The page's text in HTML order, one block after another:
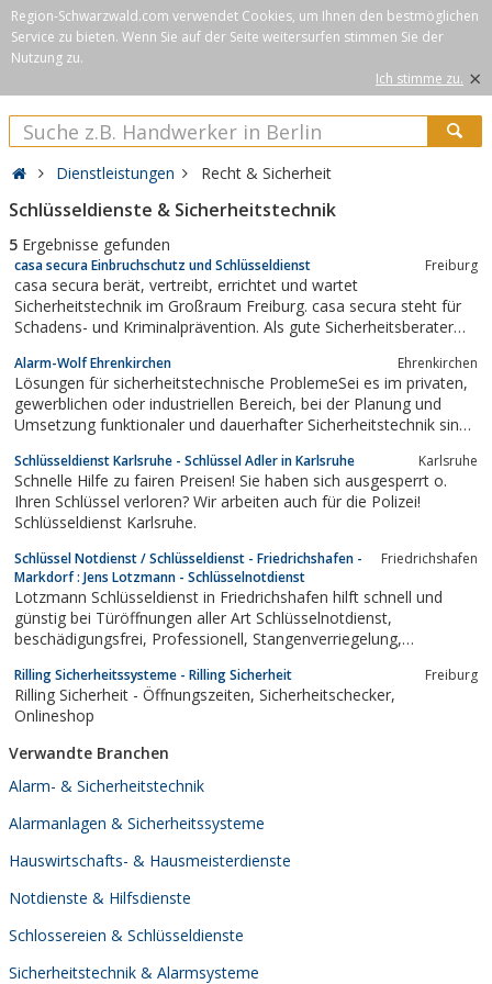
Region-Schwarzwald.com verwendet Cookies, um Ihnen den bestmöglichen
Service zu bieten. Wenn Sie auf der Seite weitersurfen stimmen Sie der
Nutzung zu.
Ich stimme zu. ×
Dienstleistungen Recht & Sicherheit
Schlüsseldienste & Sicherheitstechnik
5 Ergebnisse gefunden
casa secura Einbruchschutz und Schlüsseldienst Freiburg
casa secura berät, vertreibt, errichtet und wartet
Sicherheitstechnik im Großraum Freiburg. casa secura steht für
Schadens- und Kriminalprävention. Als gute Sicherheitsberater
24 h Schlüsseldienst / Aufsperrdienst. Unser angebot an
Sicherheitstechnik ist das beste...
Alarm-Wolf Ehrenkirchen Ehrenkirchen
Lösungen für sicherheitstechnische ProblemeSei es im privaten,
gewerblichen oder industriellen Bereich, bei der Planung und
Umsetzung funktionaler und dauerhafter Sicherheitstechnik sind
sondern auch rationell und wirtschaftlich arbeiten.Das
Unternehmen Alarm-Wolf,...
Schlüsseldienst Karlsruhe - Schlüssel Adler in Karlsruhe Karlsruhe
Schnelle Hilfe zu fairen Preisen! Sie haben sich ausgesperrt o.
Ihren Schlüssel verloren? Wir arbeiten auch für die Polizei!
Schlüsseldienst Karlsruhe.
Schlüssel Notdienst / Schlüsseldienst - Friedrichshafen -
Markdorf : Jens Lotzmann - Schlüsselnotdienst
Friedrichshafen
Lotzmann Schlüsseldienst in Friedrichshafen hilft schnell und
günstig bei Türöffnungen aller Art Schlüsselnotdienst,
beschädigungsfrei, Professionell, Stangenverriegelung,
Rilling Sicherheitssysteme - Rilling Sicherheit Freiburg
Rilling Sicherheit - Öffnungszeiten, Sicherheitschecker,
Onlineshop
Verwandte Branchen
Alarm- & Sicherheitstechnik
Alarmanlagen & Sicherheitssysteme
Hauswirtschafts- & Hausmeisterdienste
Notdienste & Hilfsdienste
Schlossereien & Schlüsseldienste
Sicherheitstechnik & Alarmsysteme